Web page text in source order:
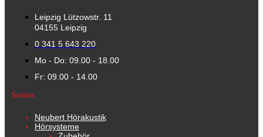
Leipzig Lützowstr. 11
04155 Leipzig
0 341 5 643 220
Mo - Do: 09.00 - 18.00
Fr: 09.00 - 14.00
Seiten
Neubert Hörakustik
Hörsysteme